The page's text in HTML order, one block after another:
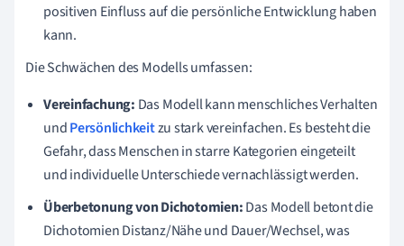
positiven Einfluss auf die persönliche Entwicklung haben
kann.
Die Schwächen des Modells umfassen:
Vereinfachung: Das Modell kann menschliches Verhalten
undPersönlichkeitzu stark vereinfachen. Es besteht die
Gefahr, dass Menschen in starre Kategorien eingeteilt
und individuelle Unterschiede vernachlässigt werden.
Überbetonung von Dichotomien:Das Modell betont die
Dichotomien Distanz/Nähe und Dauer/Wechsel, was